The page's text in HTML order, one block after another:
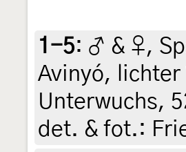
1-5: ♂ & ♀,
Avinyó,
Unterwuchs,
det. & fot.: